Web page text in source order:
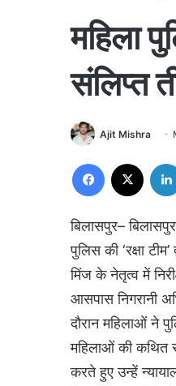
महिला
संलिप्त
Ajit Mishra
Facebook
बिलासपुर–
पुलिस की ‘रक्षा
मिंज के नेतृत्व में
आसपास निगरानी
दौरान महिलाओं ने
महिलाओं की कथित
करते हुए उन्हें